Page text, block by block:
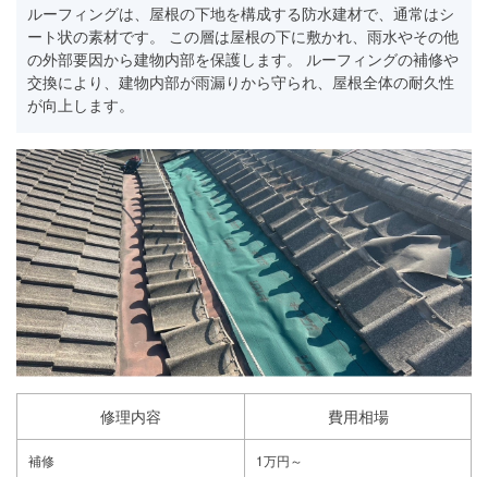
ルーフィングは、屋根の下地を構成する防水建材で、通常はシ
ート状の素材です。 この層は屋根の下に敷かれ、雨水やその他
の外部要因から建物内部を保護します。 ルーフィングの補修や
交換により、建物内部が雨漏りから守られ、屋根全体の耐久性
が向上します。
修理内容 費用相場
補修 1万円～